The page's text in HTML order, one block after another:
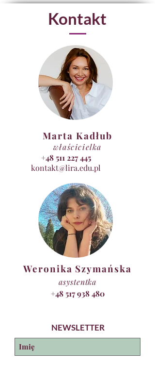
Kontakt
Marta Kadłub
właścicielka
+48 511 227 445
kontakt@lira.edu.pl
Weronika Szymańska
asystentka
+48 517 938 480
NEWSLETTER